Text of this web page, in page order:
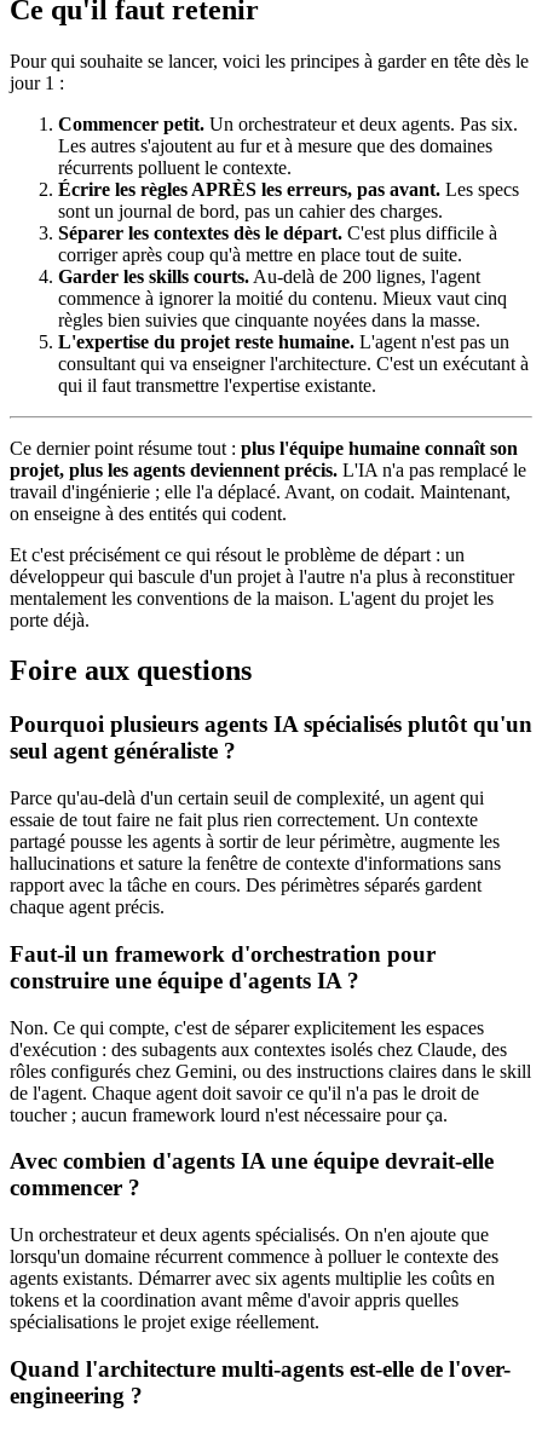
Ce qu'il faut retenir
Pour qui souhaite se lancer, voici les principes à garder en tête dès le
jour 1 :
Commencer petit. Un orchestrateur et deux agents. Pas six.
Les autres s'ajoutent au fur et à mesure que des domaines
récurrents polluent le contexte.
Écrire les règles APRÈS les erreurs, pas avant. Les specs
sont un journal de bord, pas un cahier des charges.
Séparer les contextes dès le départ. C'est plus difficile à
corriger après coup qu'à mettre en place tout de suite.
Garder les skills courts. Au-delà de 200 lignes, l'agent
commence à ignorer la moitié du contenu. Mieux vaut cinq
règles bien suivies que cinquante noyées dans la masse.
L'expertise du projet reste humaine. L'agent n'est pas un
consultant qui va enseigner l'architecture. C'est un exécutant à
qui il faut transmettre l'expertise existante.
Ce dernier point résume tout : plus l'équipe humaine connaît son
projet, plus les agents deviennent précis. L'IA n'a pas remplacé le
travail d'ingénierie ; elle l'a déplacé. Avant, on codait. Maintenant,
on enseigne à des entités qui codent.
Et c'est précisément ce qui résout le problème de départ : un
développeur qui bascule d'un projet à l'autre n'a plus à reconstituer
mentalement les conventions de la maison. L'agent du projet les
porte déjà.
Foire aux questions
Pourquoi plusieurs agents IA spécialisés plutôt qu'un
seul agent généraliste ?
Parce qu'au-delà d'un certain seuil de complexité, un agent qui
essaie de tout faire ne fait plus rien correctement. Un contexte
partagé pousse les agents à sortir de leur périmètre, augmente les
hallucinations et sature la fenêtre de contexte d'informations sans
rapport avec la tâche en cours. Des périmètres séparés gardent
chaque agent précis.
Faut-il un framework d'orchestration pour
construire une équipe d'agents IA ?
Non. Ce qui compte, c'est de séparer explicitement les espaces
d'exécution : des subagents aux contextes isolés chez Claude, des
rôles configurés chez Gemini, ou des instructions claires dans le skill
de l'agent. Chaque agent doit savoir ce qu'il n'a pas le droit de
toucher ; aucun framework lourd n'est nécessaire pour ça.
Avec combien d'agents IA une équipe devrait-elle
commencer ?
Un orchestrateur et deux agents spécialisés. On n'en ajoute que
lorsqu'un domaine récurrent commence à polluer le contexte des
agents existants. Démarrer avec six agents multiplie les coûts en
tokens et la coordination avant même d'avoir appris quelles
spécialisations le projet exige réellement.
Quand l'architecture multi-agents est-elle de l'over-
engineering ?